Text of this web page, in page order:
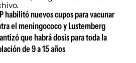
habilitó nuevos cupos para vacunar
el meningococo y Lustemberg
que habrá dosis para toda la
de 9 a 15 años